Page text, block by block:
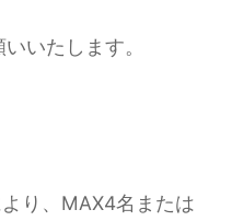
いたします。
り、MAX4名または